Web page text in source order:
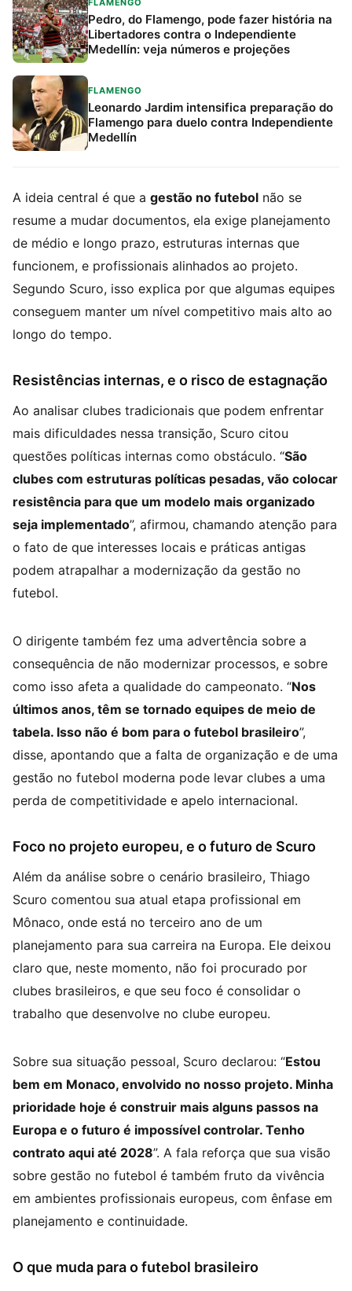
FLAMENGO
Pedro, do Flamengo, pode fazer história na
Libertadores contra o Independiente
Medellín: veja números e projeções
FLAMENGO
Leonardo Jardim intensifica preparação do
Flamengo para duelo contra Independiente
Medellín
A ideia central é que a gestão no futebol não se
resume a mudar documentos, ela exige planejamento
de médio e longo prazo, estruturas internas que
funcionem, e profissionais alinhados ao projeto.
Segundo Scuro, isso explica por que algumas equipes
conseguem manter um nível competitivo mais alto ao
longo do tempo.
Resistências internas, e o risco de estagnação
Ao analisar clubes tradicionais que podem enfrentar
mais dificuldades nessa transição, Scuro citou
questões políticas internas como obstáculo. “São
clubes com estruturas políticas pesadas, vão colocar
resistência para que um modelo mais organizado
seja implementado”, afirmou, chamando atenção para
o fato de que interesses locais e práticas antigas
podem atrapalhar a modernização da gestão no
futebol.
O dirigente também fez uma advertência sobre a
consequência de não modernizar processos, e sobre
como isso afeta a qualidade do campeonato. “Nos
últimos anos, têm se tornado equipes de meio de
tabela. Isso não é bom para o futebol brasileiro”,
disse, apontando que a falta de organização e de uma
gestão no futebol moderna pode levar clubes a uma
perda de competitividade e apelo internacional.
Foco no projeto europeu, e o futuro de Scuro
Além da análise sobre o cenário brasileiro, Thiago
Scuro comentou sua atual etapa profissional em
Mônaco, onde está no terceiro ano de um
planejamento para sua carreira na Europa. Ele deixou
claro que, neste momento, não foi procurado por
clubes brasileiros, e que seu foco é consolidar o
trabalho que desenvolve no clube europeu.
Sobre sua situação pessoal, Scuro declarou: “Estou
bem em Monaco, envolvido no nosso projeto. Minha
prioridade hoje é construir mais alguns passos na
Europa e o futuro é impossível controlar. Tenho
contrato aqui até 2028”. A fala reforça que sua visão
sobre gestão no futebol é também fruto da vivência
em ambientes profissionais europeus, com ênfase em
planejamento e continuidade.
O que muda para o futebol brasileiro